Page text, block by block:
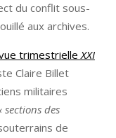
du conflit sous-
aux archives.
trimestrielleXXI
Claire Billet
militaires
sections des
de